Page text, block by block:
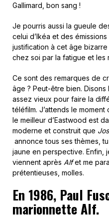
Gallimard, bon sang !
Je pourris aussi la gueule
celui d’Ikéa et des
justification à cet âge
chez soi par la fatigue et les
Ce sont des remarques de
âge ? Peut-être bien.
assez vieux pour faire la
téléfilm. J’attends le
le meilleur d’Eastwood est
moderne et construit que
annonce tous ses thèmes,
jaune en perspective. Enfin,
viennent après Alfet me
prétentieuses, molles.
En 1986, Paul
marionnette Alf.